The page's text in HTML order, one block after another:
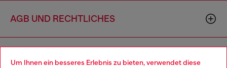
Um Ihnen ein besseres Erlebnis zu bieten, verwendet diese
AGB UND RECHTLICHES